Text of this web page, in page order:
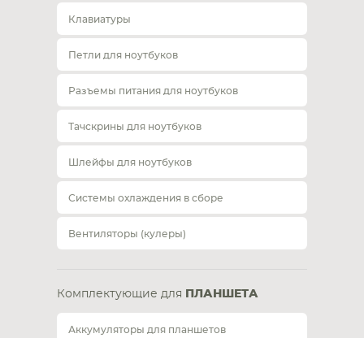
Клавиатуры
Петли для ноутбуков
Разъемы питания для ноутбуков
Тачскрины для ноутбуков
Шлейфы для ноутбуков
Системы охлаждения в сборе
Вентиляторы (кулеры)
Комплектующие для ПЛАНШЕТА
Аккумуляторы для планшетов